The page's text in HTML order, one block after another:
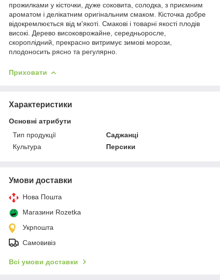
прожилками у кісточки, дуже соковита, солодка, з приємним
ароматом і делікатним оригінальним смаком. Кісточка добре
відокремлюється від м'якоті. Смакові і товарні якості плодів
високі. Дерево високоврожайне, середньоросле,
скороплідний, прекрасно витримує зимові морози,
плодоносить рясно та регулярно.
Приховати
Характеристики
Основні атрибути
Тип продукції
Саджанці
Культура
Персики
Умови доставки
Нова Пошта
Магазини Rozetka
Укрпошта
Самовивіз
Всі умови доставки